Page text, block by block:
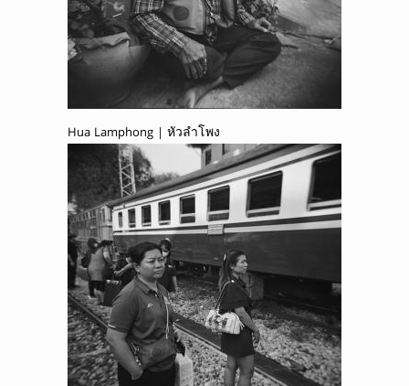
Hua Lamphong | หัวลำโพง